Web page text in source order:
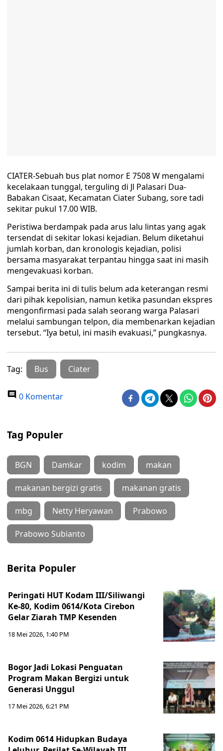
CIATER-Sebuah bus plat nomor E 7508 W mengalami
kecelakaan tunggal, terguling di Jl Palasari Dua-
Babakan Cisaat, Kecamatan Ciater Subang, sore tadi
sekitar pukul 17.00 WIB.
Peristiwa berdampak pada arus lalu lintas yang agak
tersendat di sekitar lokasi kejadian. Belum diketahui
jumlah korban, dan kronologis kejadian, polisi
bersama masyarakat terpantau hingga saat ini masih
mengevakuasi korban.
Sampai berita ini di tulis belum ada keterangan resmi
dari pihak kepolisian, namun ketika pasundan ekspres
mengonfirmasi pada salah seorang warga Palasari
melalui sambungan telpon, dia membenarkan kejadian
tersebut. “Iya betul, ini masih evakuasi,” pungkasnya.
Tag: Bus Ciater
0 Komentar
Tag Populer
BGN Damkar kodim makan
makanan bergizi gratis makanan gratis
mbg Netty Heryawan Prabowo
Prabowo Subianto
Berita Populer
Peringati HUT Kodam III/Siliwangi
Ke-80, Kodim 0614/Kota Cirebon
Gelar Ziarah TMP Kesenden
18 Mei 2026, 1:40 PM
Bogor Jadi Lokasi Penguatan
Program Makan Bergizi untuk
Generasi Unggul
17 Mei 2026, 6:21 PM
Kodim 0614 Hidupkan Budaya